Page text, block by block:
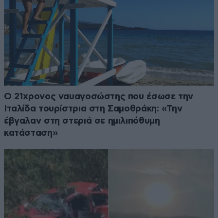
Ο 21χρονος ναυαγοσώστης που έσωσε την
Ιταλίδα τουρίστρια στη Σαμοθράκη: «Την
έβγαλαν στη στεριά σε ημιλιπόθυμη
κατάσταση»